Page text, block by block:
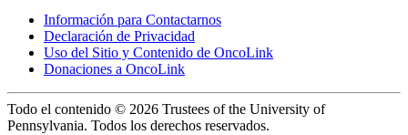
Información para Contactarnos
Declaración de Privacidad
Uso del Sitio y Contenido de OncoLink
Donaciones a OncoLink
Todo el contenido © 2026 Trustees of the University of
Pennsylvania. Todos los derechos reservados.